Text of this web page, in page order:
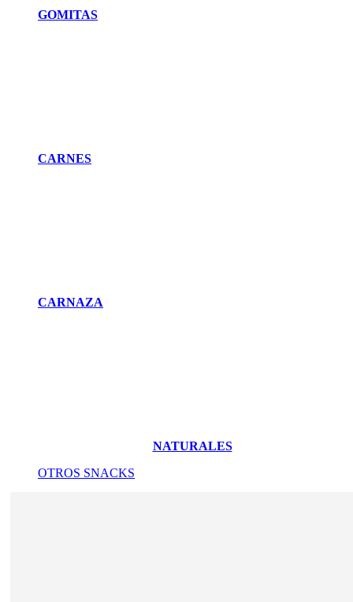
GOMITAS
CARNES
CARNAZA
NATURALES
OTROS SNACKS